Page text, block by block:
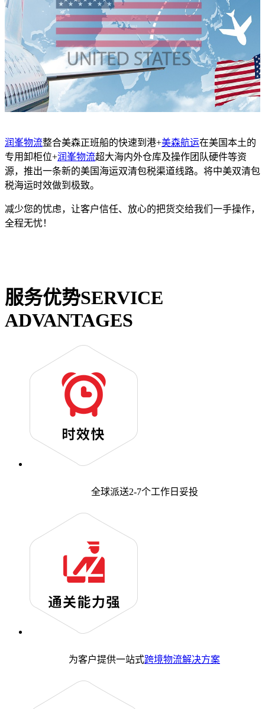
润峯物流整合美森正班船的快速到港+美森航运在美国本土的
专用卸柜位+润峯物流超大海内外仓库及操作团队硬件等资
源，推出一条新的美国海运双清包税渠道线路。将中美双清包
税海运时效做到极致。
减少您的忧虑，让客户信任、放心的把货交给我们一手操作，
全程无忧！
服务优势SERVICE
ADVANTAGES
全球派送2-7个工作日妥投
为客户提供一站式跨境物流解决方案